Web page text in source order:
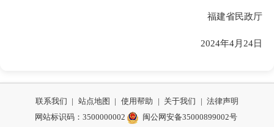
福建省民政厅
2024年4月24日
联系我们 | 站点地图 | 使用帮助 | 关于我们 | 法律声明
网站标识码：3500000002
闽公网安备35000899002号